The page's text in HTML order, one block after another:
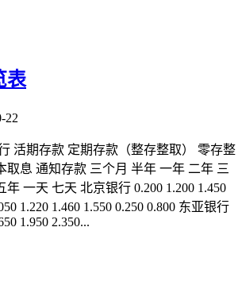
表
22
活期存款 定期存款（整存整取） 零存整
取息 通知存款 三个月 半年 一年 二年 三
一天 七天 北京银行 0.200 1.200 1.450
1.220 1.460 1.550 0.250 0.800 东亚银行
1.950 2.350...